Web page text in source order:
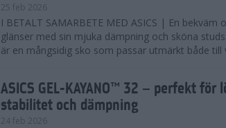
25 feb 2026
I BETALT SAMARBETE MED ASICS | En
glänser med sin mjuka dämpning och sköna
är en mångsidig sko som passar utmärkt både till
ASICS GEL-KAYANO™ 32 – perfekt för
stabilitet och dämpning
24 feb 2026